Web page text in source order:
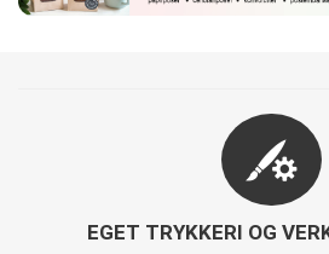
EGET TRYKKERI OG